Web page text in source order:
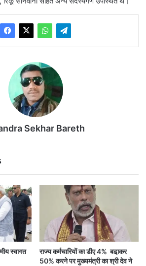
Sekhar Bareth
स्वागत
राज्य कर्मचारियों का डीए 4% बढा़कर
50% करने पर मुख्यमंत्री का श्री देव ने